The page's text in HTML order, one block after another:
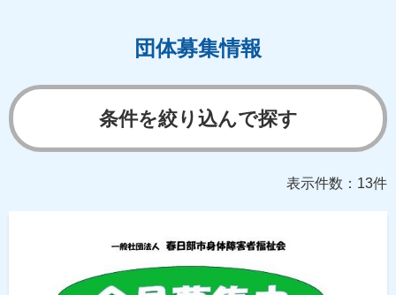
団体募集情報
条件を絞り込んで探す
表示件数：13件